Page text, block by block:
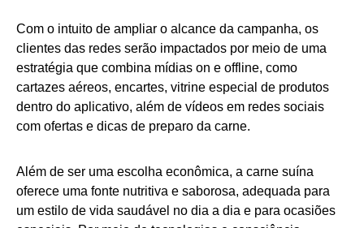
Com o intuito de ampliar o alcance da campanha, os
clientes das redes serão impactados por meio de uma
estratégia que combina mídias on e offline, como
cartazes aéreos, encartes, vitrine especial de produtos
dentro do aplicativo, além de vídeos em redes sociais
com ofertas e dicas de preparo da carne.
Além de ser uma escolha econômica, a carne suína
oferece uma fonte nutritiva e saborosa, adequada para
um estilo de vida saudável no dia a dia e para ocasiões